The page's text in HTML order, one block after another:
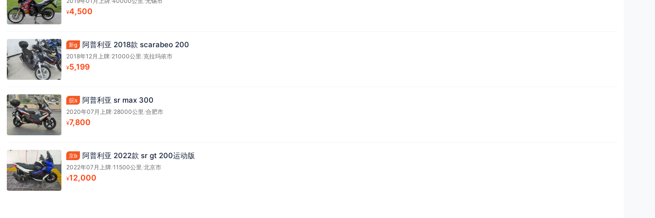
¥4,500
新g 阿普利亚 2018款 scarabeo 200
2018年12月上牌/21000公里 /克拉玛依市
¥5,199
皖s 阿普利亚 sr max 300
2020年07月上牌/28000公里 /合肥市
¥7,800
京b 阿普利亚 2022款 sr gt 200运动版
2022年07月上牌/11500公里 /北京市
¥12,000